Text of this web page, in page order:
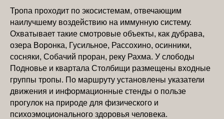
Тропа проходит по экосистемам, отвечающим
наилучшему воздействию на иммунную систему.
Охватывает такие смотровые объекты, как дубрава,
озера Воронка, Гусильное, Рассохино, осинники,
сосняки, Собачий проран, реку Рахма. У слободы
Подновье и квартала Столбищи размещены входные
группы тропы. По маршруту установлены указатели
движения и информационные стенды о пользе
прогулок на природе для физического и
психоэмоционального здоровья человека.